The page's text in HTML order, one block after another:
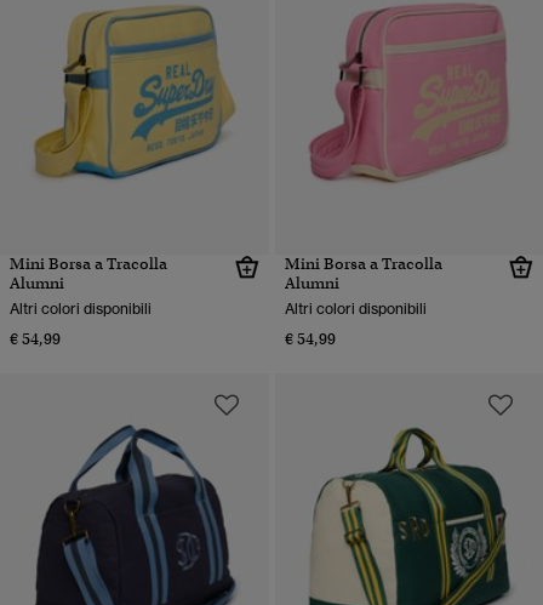
Mini Borsa a Tracolla
Alumni
Altri colori disponibili
€ 54,99
Mini Borsa a Tracolla
Alumni
Altri colori disponibili
€ 54,99